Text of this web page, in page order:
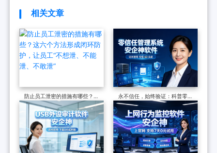
相关文章
防止员工泄密的措施有哪些？这
六个方法形成闭环防护，让员
工“不想泄、不能泄、不敢泄”
永不信任，始终验证：科普零信
任管理系统的5个强悍功能